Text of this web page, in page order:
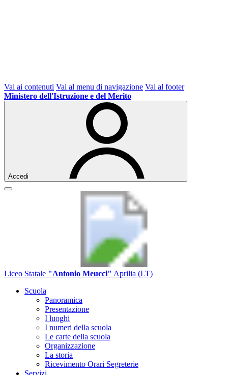
Vai ai contenuti Vai al menu di navigazione Vai al footer
Ministero dell'Istruzione e del Merito
Accedi
Liceo Statale "Antonio Meucci" Aprilia (LT)
Scuola
Panoramica
Presentazione
I luoghi
I numeri della scuola
Le carte della scuola
Organizzazione
La storia
Ricevimento Orari Segreterie
Servizi